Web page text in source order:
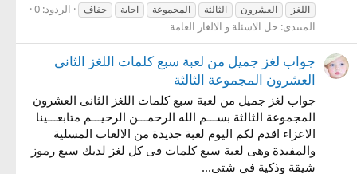
اللغز
العشرون الثالثة المجموعة اجابة جفاف
الردود: 0
المنتدى: حل الاسئلة و الالغاز العامة
جواب لغز جميل من لعبة سبع كلمات اللغز الثانى
العشرون المجموعة الثالثة
جواب لغز جميل من لعبة سبع كلمات اللغز الثانى العشرون
المجموعة الثالثة بســـم الله الرحمـــن الرحيـــم متابعـــينا
الاعزاء اقدم لكم اليوم لعبة جديدة من الالعاب المسلية
والمفيدة وهى لعبة سبع كلمات فى كل لغز لديك سبع رموز
شيقة وذكية في شتى...